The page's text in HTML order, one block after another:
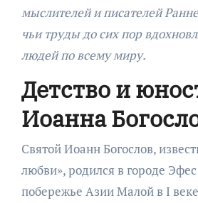
мыслителей и писателей
чьи труды до сих пор
людей по всему миру.
Детство и
Иоанна
Святой Иоанн Богослов,
любви», родился в городе
побережье Азии Малой в I